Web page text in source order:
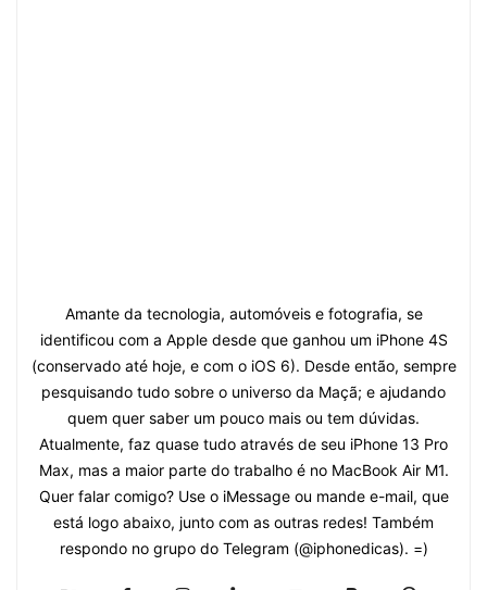
Amante da tecnologia, automóveis e fotografia, se
identificou com a Apple desde que ganhou um iPhone 4S
(conservado até hoje, e com o iOS 6). Desde então, sempre
pesquisando tudo sobre o universo da Maçã; e ajudando
quem quer saber um pouco mais ou tem dúvidas.
Atualmente, faz quase tudo através de seu iPhone 13 Pro
Max, mas a maior parte do trabalho é no MacBook Air M1.
Quer falar comigo? Use o iMessage ou mande e-mail, que
está logo abaixo, junto com as outras redes! Também
respondo no grupo do Telegram (@iphonedicas). =)